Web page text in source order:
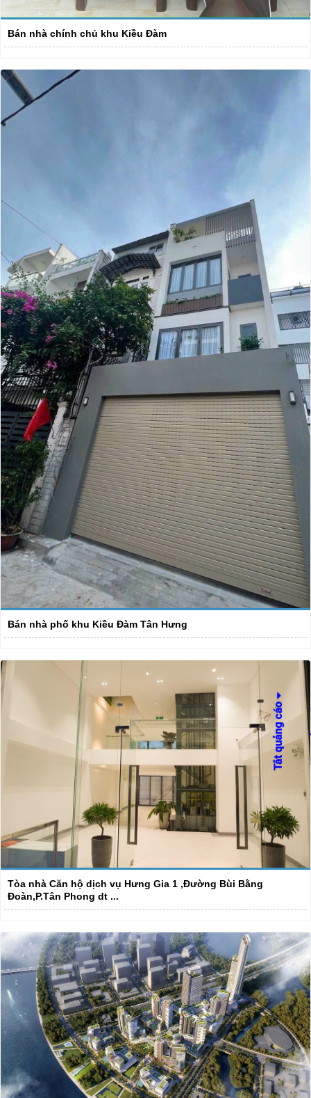
Bán nhà chính chủ khu Kiều Đàm
Bán nhà phố khu Kiều Đàm Tân Hưng
Tòa nhà Căn hộ dịch vụ Hưng Gia 1 ,Đường Bùi Bằng
Đoàn,P.Tân Phong dt ...